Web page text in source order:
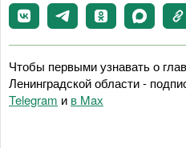
Чтобы первыми узнавать о
Ленинградской области -
Telegram и в Maх